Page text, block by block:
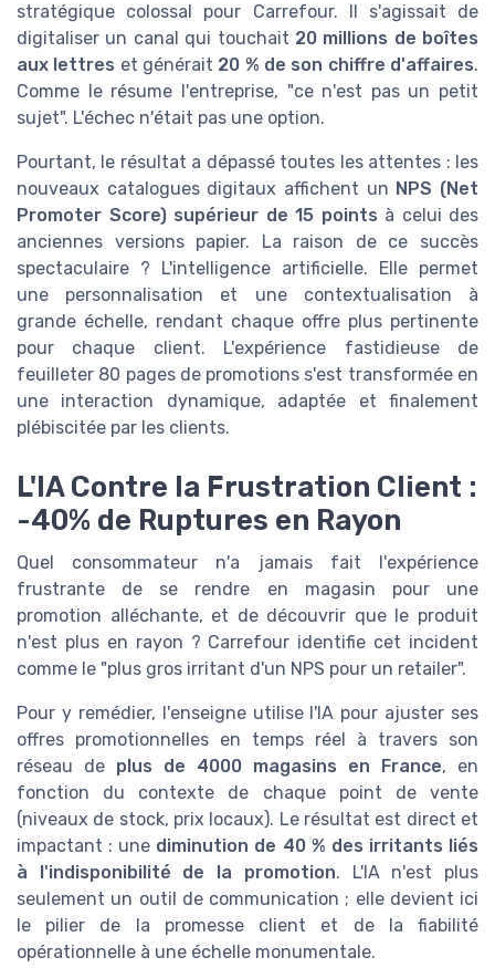
stratégique colossal pour Carrefour. Il s'agissait de
digitaliser un canal qui touchait 20 millions de boîtes
aux lettres et générait 20 % de son chiffre d'affaires.
Comme le résume l'entreprise, "ce n'est pas un petit
sujet". L'échec n'était pas une option.
Pourtant, le résultat a dépassé toutes les attentes : les
nouveaux catalogues digitaux affichent un NPS (Net
Promoter Score) supérieur de 15 points à celui des
anciennes versions papier. La raison de ce succès
spectaculaire ? L'intelligence artificielle. Elle permet
une personnalisation et une contextualisation à
grande échelle, rendant chaque offre plus pertinente
pour chaque client. L'expérience fastidieuse de
feuilleter 80 pages de promotions s'est transformée en
une interaction dynamique, adaptée et finalement
plébiscitée par les clients.
L'IA Contre la Frustration Client :
-40% de Ruptures en Rayon
Quel consommateur n'a jamais fait l'expérience
frustrante de se rendre en magasin pour une
promotion alléchante, et de découvrir que le produit
n'est plus en rayon ? Carrefour identifie cet incident
comme le "plus gros irritant d'un NPS pour un retailer".
Pour y remédier, l'enseigne utilise l'IA pour ajuster ses
offres promotionnelles en temps réel à travers son
réseau de plus de 4000 magasins en France, en
fonction du contexte de chaque point de vente
(niveaux de stock, prix locaux). Le résultat est direct et
impactant : une diminution de 40 % des irritants liés
à l'indisponibilité de la promotion. L'IA n'est plus
seulement un outil de communication ; elle devient ici
le pilier de la promesse client et de la fiabilité
opérationnelle à une échelle monumentale.